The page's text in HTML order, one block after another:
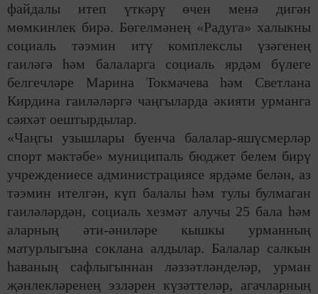
файдалы итеп үткәрү өчен менә дигән
мөмкинлек бирә. Бөгелмәнең «Радуга» халыкны
социаль тәэмин итү комплекслы үзәгенең
гаиләгә һәм балаларга социаль ярдәм бүлеге
белгечләре Марина Токмачева һәм Светлана
Кирдина гаиләләргә чаңгыларда әкияти урманга
сәяхәт оештырдылар.
«Чаңгы узышлары буенча балалар-яшүсмерләр
спорт мәктәбе» муниципаль бюджет белем бирү
учреждениесе администрациясе ярдәме белән, аз
тәэмин ителгән, күп балалы һәм тулы булмаган
гаиләләрдән, социаль хезмәт алучы 25 бала һәм
аларның әти-әниләре кышкы урманның
матурлыгына соклана алдылар. Балалар салкын
һаваның сафлыгыннанләззәтләнделәр, урман
җәнлекләренең эзләрен күзәттеләр, агачларның